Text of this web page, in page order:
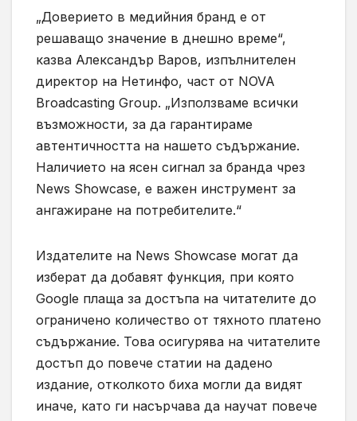
„Доверието в медийния бранд е от
решаващо значение в днешно време“,
казва Александър Варов, изпълнителен
директор на Нетинфо, част от NOVA
Broadcasting Group. „Използваме всички
възможности, за да гарантираме
автентичността на нашето съдържание.
Наличието на ясен сигнал за бранда чрез
News Showcase, е важен инструмент за
ангажиране на потребителите.“
Издателите на News Showcase могат да
изберат да добавят функция, при която
Google плаща за достъпа на читателите до
ограничено количество от тяхното платено
съдържание. Това осигурява на читателите
достъп до повече статии на дадено
издание, отколкото биха могли да видят
иначе, като ги насърчава да научат повече